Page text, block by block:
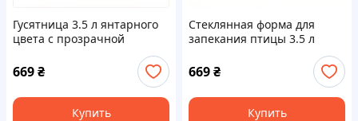
Гусятница 3.5 л янтарного
цвета с прозрачной
669₴
Купить
Стеклянная форма для
запекания птицы 3.5 л
669₴
Купить